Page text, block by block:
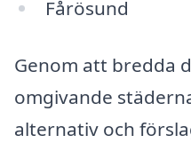
Fårösund
Genom att bredda
omgivande
alternativ och